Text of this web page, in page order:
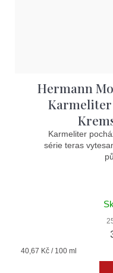
Hermann
Karmeliter
série teras
Měrná
40,67 Kč / 100 ml